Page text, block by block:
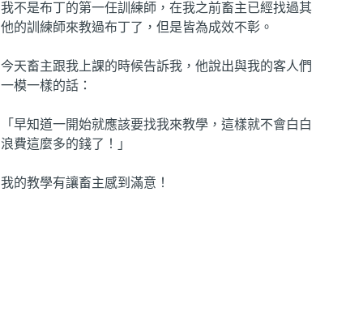
我不是布丁的第一任訓練師，在我之前畜主已經找過其
他的訓練師來教過布丁了，但是皆為成效不彰。
今天畜主跟我上課的時候告訴我，他說出與我的客人們
一模一樣的話：
「早知道一開始就應該要找我來教學，這樣就不會白白
浪費這麼多的錢了！」
我的教學有讓畜主感到滿意！